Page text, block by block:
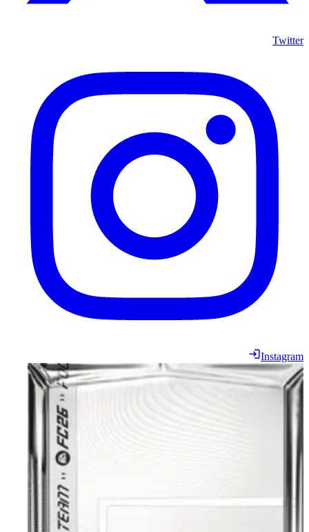
Twitter
Instagram